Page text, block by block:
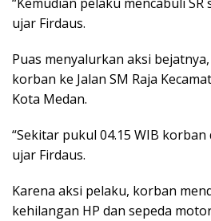
ujar Firdaus.
Puas menyalurkan aksi
korban ke Jalan SM Raja
Kota Medan.
“Sekitar pukul 04.15 WIB
ujar Firdaus.
Karena aksi pelaku, korban
kehilangan HP dan sepeda